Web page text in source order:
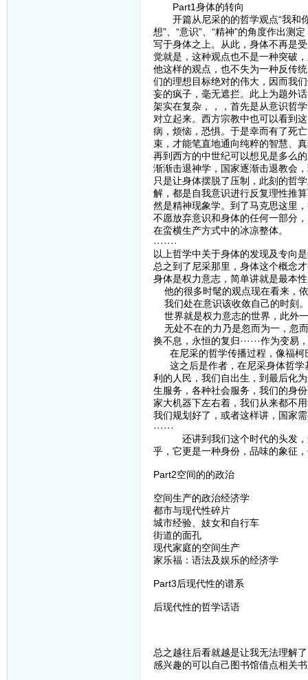
Part1身体的转向
开篇从尼采的的哲学观点“我和你
想”、“意识”、“精神”的角度作出测
写于身体之上。从此，身体不再是
觉就是，这种观点也不是一种突破
他这样的观点，也不失为一种反传
们的理想目标绝对的伟大，因而我
妄的疯子，毫无遮拦。此上为题外
架实在复杂，，，首先是从意识哲
对立起来。西方宗教中也可以看到
病，烦恼，恐惧。于是幸而有了死
束，才能笔直地通向纯粹的智慧、
再到西方的中世纪可以想见是多么
渐渐击退神学，国家逐渐击退教会
只是让身体摆脱了压制，此刻的哲
解，都是自我意识进行反复理性推
然是精神现象学。到了马克思这里
不愿放弃意识和身体的任何一部分
在蛮横生产方式中的冰凉整体。
·······
以上哲学中关于身体的发现及专向
总之到了尼采那里，身体这个概念
身体是权力意志，简单讲就是最本
他的很多时髦的观点现在看来，
我们处在意识该收敛自己的时刻。
世界就是权力意志的世界，此外
无处不在的力乃是忽而为一，忽
换不息，永恒的复归······作为变易
在尼采的哲学传播过程，像福柯
这之后是作者，在尼采身体哲学
利的人民，我们自出生，到最后化
生服务，各种社会服务，我们的身
家大机器下左右着，我们从来都不
我们规划好了，或者这样讲，国家
······
还讲到我们这个时代的头发，这
乎，它更是一种身份，品味的象征
Part2空间的的政治
空间生产的政治经济学
都市与现代性碎片
城市经验、妓女和自行车
街道的面孔
现代家庭的空间生产
家乐福：语法及娱乐的经济学
Part3后现代性的谱系
后现代性的哲学话语
总之越往后看就越是让我无法理解
感兴趣的可以自己图书馆借点相关